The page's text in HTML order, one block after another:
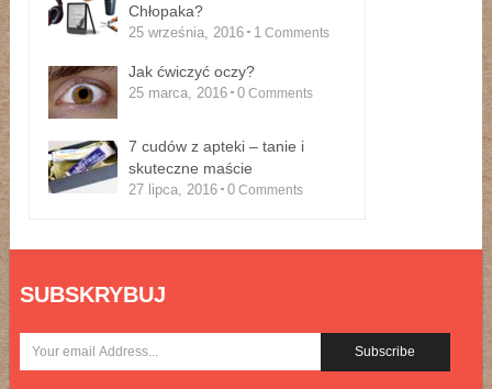
Chłopaka?
25 września, 2016 1 Comments
Jak ćwiczyć oczy?
25 marca, 2016 0 Comments
7 cudów z apteki – tanie i
skuteczne maście
27 lipca, 2016 0 Comments
SUBSKRYBUJ